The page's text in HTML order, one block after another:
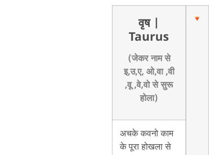
वृष
Taurus
(जेकर नाम से
इ,उ,ए, ओ,वा ,वी
,वू ,वे,वो से सुरू
होला)
अचके कवनो काम
के पूरा होखला से